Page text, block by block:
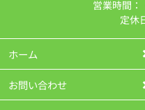
営業時間：
定休
ホーム
お問い合わせ